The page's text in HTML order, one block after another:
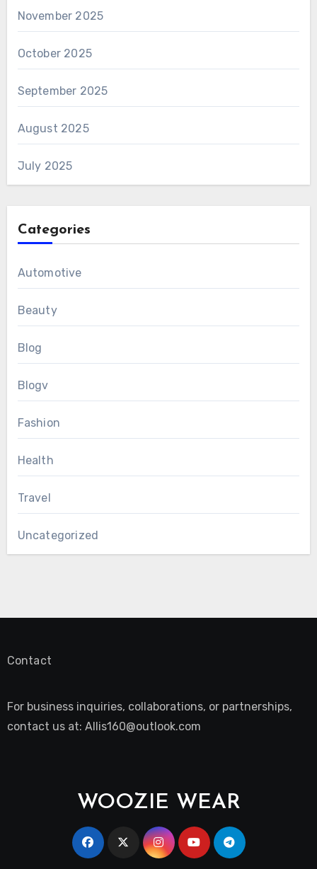
November 2025
October 2025
September 2025
August 2025
July 2025
Categories
Automotive
Beauty
Blog
Blogv
Fashion
Health
Travel
Uncategorized
Contact
For business inquiries, collaborations, or partnerships,
contact us at: Allis160@outlook.com
WOOZIE WEAR